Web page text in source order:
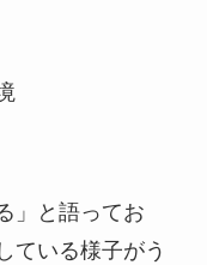
」と語ってお
ている様子がう